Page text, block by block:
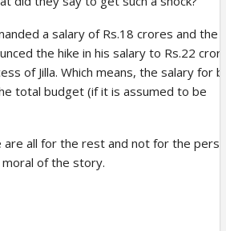
a salary of Rs.18 crores and the
the hike in his salary to Rs.22
of Jilla. Which means, the salary for
total budget (if it is assumed to be
are all for the rest and not for the
of the story.